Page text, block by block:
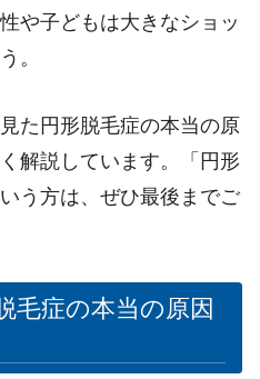
や子どもは大きなショッ
。
た円形脱毛症の本当の原
解説しています。「円形
う方は、ぜひ最後までご
毛症の本当の原因